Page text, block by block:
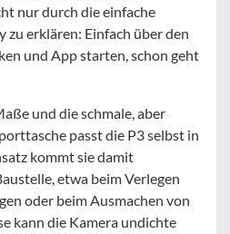
nur durch die einfache
zu erklären: Einfach über den
und App starten, schon geht
und die schmale, aber
passt die P3 selbst in
kommt sie damit
etwa beim Verlegen
oder beim Ausmachen von
kann die Kamera undichte